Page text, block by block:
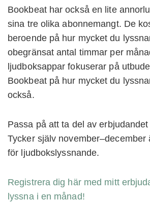
Bookbeat har också en lite
sina tre olika abonnemangt. De
beroende på hur mycket du
obegränsat antal timmar per
ljudboksappar fokuserar på
Bookbeat på hur mycket du
också.
Passa på att ta del av
Tycker själv november–december
för ljudbokslyssnande.
Registrera dig här med mitt
lyssna i en månad!